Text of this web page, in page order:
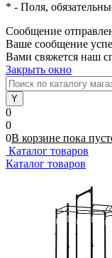
* - Поля,
Сообщение
Ваше сообщение
Вами свяжется наш
Закрыть окно
0
0
0В корзине пока
Каталог товаров
Каталог товаров